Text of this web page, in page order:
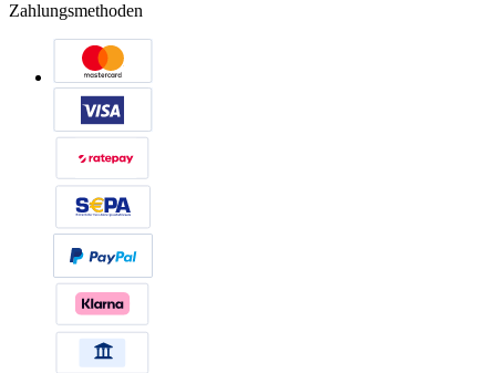
Zahlungsmethoden